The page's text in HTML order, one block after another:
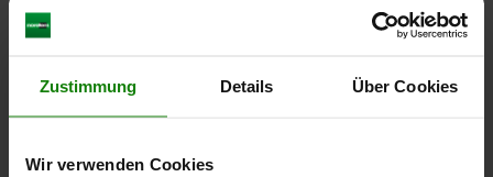
Zustimmung Details Über Cookies
Wir verwenden Cookies